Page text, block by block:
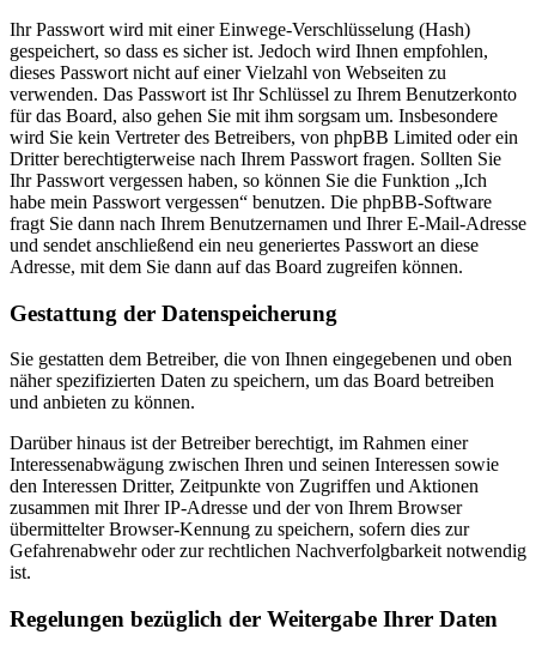
Ihr Passwort wird mit einer Einwege-Verschlüsselung (Hash)
gespeichert, so dass es sicher ist. Jedoch wird Ihnen empfohlen,
dieses Passwort nicht auf einer Vielzahl von Webseiten zu
verwenden. Das Passwort ist Ihr Schlüssel zu Ihrem Benutzerkonto
für das Board, also gehen Sie mit ihm sorgsam um. Insbesondere
wird Sie kein Vertreter des Betreibers, von phpBB Limited oder ein
Dritter berechtigterweise nach Ihrem Passwort fragen. Sollten Sie
Ihr Passwort vergessen haben, so können Sie die Funktion „Ich
habe mein Passwort vergessen“ benutzen. Die phpBB-Software
fragt Sie dann nach Ihrem Benutzernamen und Ihrer E-Mail-Adresse
und sendet anschließend ein neu generiertes Passwort an diese
Adresse, mit dem Sie dann auf das Board zugreifen können.
Gestattung der Datenspeicherung
Sie gestatten dem Betreiber, die von Ihnen eingegebenen und oben
näher spezifizierten Daten zu speichern, um das Board betreiben
und anbieten zu können.
Darüber hinaus ist der Betreiber berechtigt, im Rahmen einer
Interessenabwägung zwischen Ihren und seinen Interessen sowie
den Interessen Dritter, Zeitpunkte von Zugriffen und Aktionen
zusammen mit Ihrer IP-Adresse und der von Ihrem Browser
übermittelter Browser-Kennung zu speichern, sofern dies zur
Gefahrenabwehr oder zur rechtlichen Nachverfolgbarkeit notwendig
ist.
Regelungen bezüglich der Weitergabe Ihrer Daten